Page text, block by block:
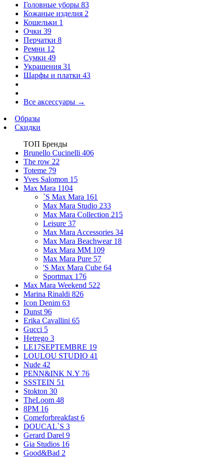
Головные уборы 83
Кожаные изделия 2
Кошельки 1
Очки 39
Перчатки 8
Ремни 12
Сумки 49
Украшения 31
Шарфы и платки 43
Все аксессуары →
Образы
Скидки
ТОП Бренды
Brunello Cucinelli 406
The row 22
Toteme 79
Yves Salomon 15
Max Mara 1104
`S Max Mara 161
Max Mara Studio 233
Max Mara Collection 215
Leisure 37
Max Mara Accessories 34
Max Mara Beachwear 18
Max Mara MM 109
Max Mara Pure 57
'S Max Mara Cube 64
Sportmax 176
Max Mara Weekend 522
Marina Rinaldi 826
Icon Denim 63
Dunst 96
Erika Cavallini 65
Gucci 5
Hetrego 3
LE17SEPTEMBRE 19
LOULOU STUDIO 41
Nude 42
PENN&INK N.Y 76
SSSTEIN 51
Stokton 30
TheLoom 48
8PM 16
Comeforbreakfast 6
DOUCAL`S 3
Gerard Darel 9
Gia Studios 16
Good&Bad 2